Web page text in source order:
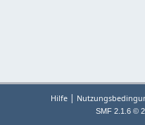
Hilfe |
SMF 2.1.6 ©